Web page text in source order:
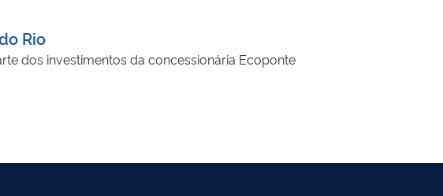
Rio
dos investimentos da concessionária Ecoponte